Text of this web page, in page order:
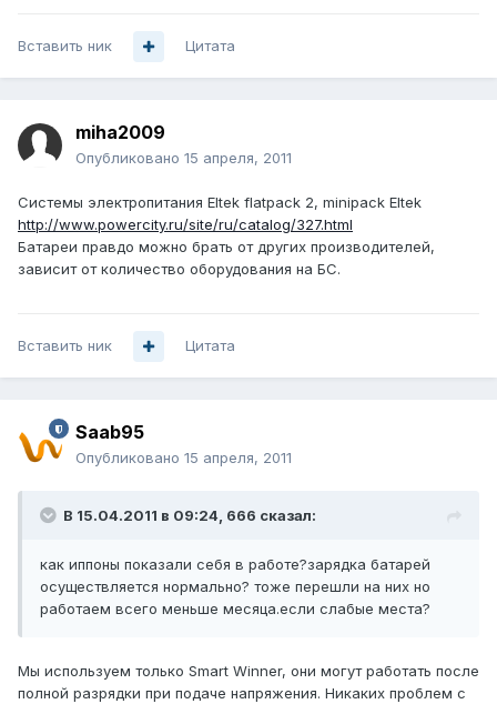
Вставить ник Цитата
miha2009
Опубликовано 15 апреля, 2011
Системы электропитания Eltek flatpack 2, minipack Eltek
http://www.powercity.ru/site/ru/catalog/327.html
Батареи правдо можно брать от других производителей,
зависит от количество оборудования на БС.
Вставить ник Цитата
Saab95
Опубликовано 15 апреля, 2011
В 15.04.2011 в 09:24, 666 сказал:
как иппоны показали себя в работе?зарядка батарей
осуществляется нормально? тоже перешли на них но
работаем всего меньше месяца.если слабые места?
Мы используем только Smart Winner, они могут работать после
полной разрядки при подаче напряжения. Никаких проблем с